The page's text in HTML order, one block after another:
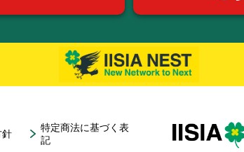
針
特定商法に基づく表
記